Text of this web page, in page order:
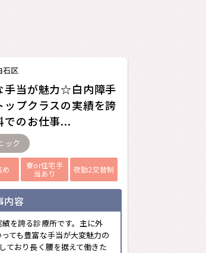
石区
手当が魅力☆白内障手
ップクラスの実績を誇
でのお仕事...
ック
め
寮or住宅手
当あり
夜勤2交替制
内容
を誇る診療所です。主に外
ても豊富な手当が大変魅力の
ており長く腰を据えて働きた